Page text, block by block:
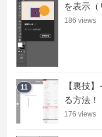
を表示
186 views
11
【裏技
る方法！
176 views